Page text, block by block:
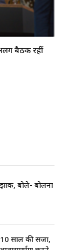
बैठकें रहीं
बोले- बोलना
साल की सजा,